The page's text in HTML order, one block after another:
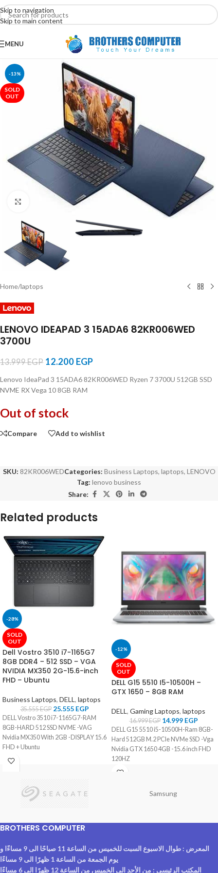
Skip to navigation
Skip to main content
MENU
-13%
SOLD
OUT
Click to enlarge
Home/laptops
LENOVO IDEAPAD 3 15ADA6 82KR006WED
3700U
13.999EGP 12.200 EGP
Lenovo IdeaPad 3 15ADA6 82KR006WED Ryzen 7 3700U 512GB SSD
NVME RX Vega 10 8GB RAM
Out of stock
Compare Add to wishlist
SKU: 82KR006WEDCategories: Business Laptops, laptops, LENOVO
Tag: lenovo business
Share:
Related products
-28%
SOLD
OUT
Dell Vostro 3510 i7-1165G7
8GB DDR4 – 512 SSD – VGA
NVIDIA MX350 2G-15.6-inch
FHD – Ubuntu
Business Laptops, DELL , laptops
35.555EGP 25.555 EGP
DELL Vostro 3510 i7-1165G7-RAM
8GB-HARD 512 SSD NVME -VAG
Nvidia MX350 With 2GB -DISPLAY 15.6
FHD + Ubuntu
-12%
SOLD
OUT
DELL G15 5510 I5-10500H –
GTX 1650 – 8GB RAM
DELL , Gaming Laptops, laptops
16.999EGP 14.999 EGP
DELL G15 5510 i5-10500H-Ram 8GB-
Hard 512GB M.2 PCIe NVMe SSD -Vga
Nvidia GTX 1650 4GB -15.6 inch FHD
120HZ
Samsung
BROTHERS COMPUTER
المعرض : طوال الاسبوع السبت للخميس من الساعة 11 صباحًا الى 9 مساءًا و
يوم الجمعة من الساعة 1 ظهرًا الى 9 مساءًا
المكتب الرئيسي : من الأحد الى الخميس من الساعة 12 ظهرًا الى 6 مساءًا